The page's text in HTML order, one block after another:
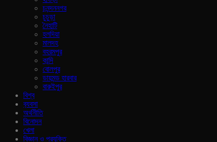
চনন্দননগর
চুচুড়া
নৈহাটি
হলদিয়া
মালদহ
বহরমপুর
কান্দি
বোলপুর
ডায়মন্ড হারবার
বারুইপুর
বিশ্ব
ব‍্যবসা
অর্থনীতি
বিনোদন
খেলা
বিজ্ঞান ও প্রযুক্তি